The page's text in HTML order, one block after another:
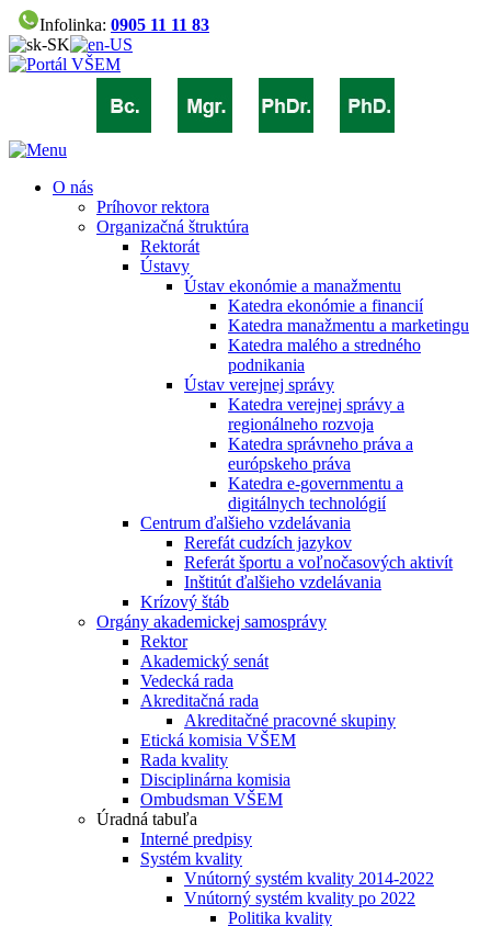
Infolinka: 0905 11 11 83
O nás
Príhovor rektora
Organizačná štruktúra
Rektorát
Ústavy
Ústav ekonómie a manažmentu
Katedra ekonómie a financií
Katedra manažmentu a marketingu
Katedra malého a stredného
podnikania
Ústav verejnej správy
Katedra verejnej správy a
regionálneho rozvoja
Katedra správneho práva a
európskeho práva
Katedra e-governmentu a
digitálnych technológií
Centrum ďalšieho vzdelávania
Rerefát cudzích jazykov
Referát športu a voľnočasových aktivít
Inštitút ďalšieho vzdelávania
Krízový štáb
Orgány akademickej samosprávy
Rektor
Akademický senát
Vedecká rada
Akreditačná rada
Akreditačné pracovné skupiny
Etická komisia VŠEM
Rada kvality
Disciplinárna komisia
Ombudsman VŠEM
Úradná tabuľa
Interné predpisy
Systém kvality
Vnútorný systém kvality 2014-2022
Vnútorný systém kvality po 2022
Politika kvality